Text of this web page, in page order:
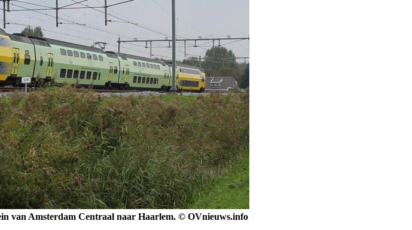
van Amsterdam Centraal naar Haarlem. © OVnieuws.info